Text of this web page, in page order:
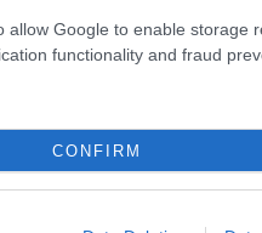
allow Google to enable storage
functionality and fraud
CONFIRM
a Paddock GP
A Red